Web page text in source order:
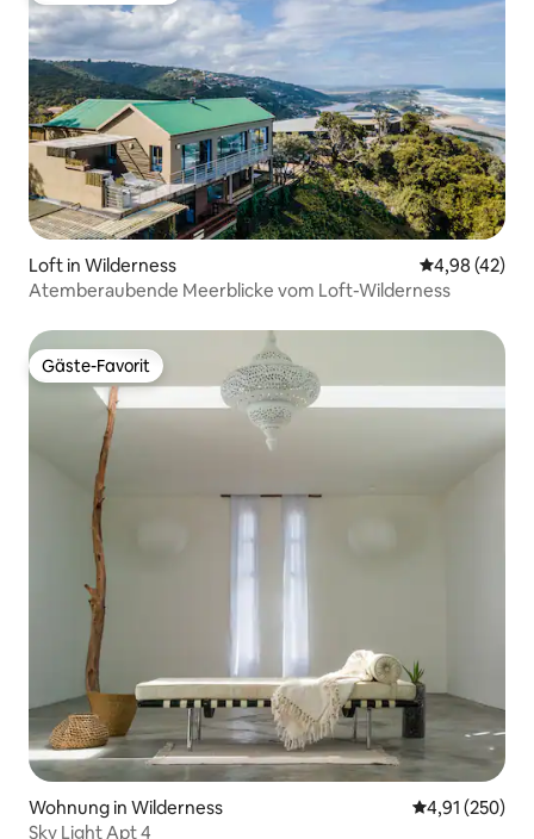
Loft in Wilderness
4,98 (42)
Atemberaubende Meerblicke vom Loft-Wilderness
Gäste-Favorit
Gäste-Favorit
Wohnung in Wilderness
4,91 (250)
Sky Light Apt 4